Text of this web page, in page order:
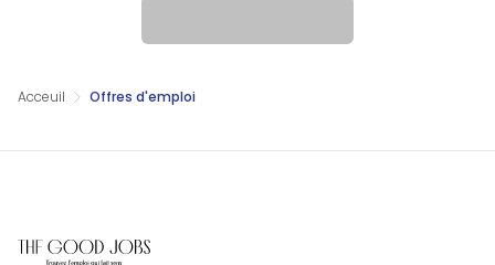
Acceuil Offres d'emploi